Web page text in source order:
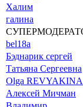
Халим
галина
bel18a
Бэднарик сергей
Татьяна Сергеевна
Olga REVYAKINA
Алексей Мичман